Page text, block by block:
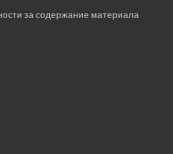
за содержание материала